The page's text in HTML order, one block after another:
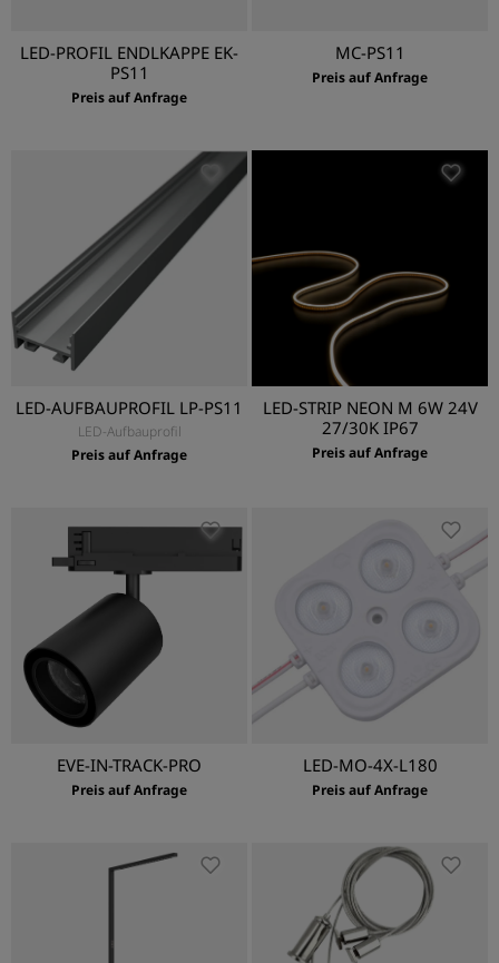
LED-PROFIL ENDLKAPPE EK-
PS11
Preis auf Anfrage
MC-PS11
Preis auf Anfrage
LED-AUFBAUPROFIL LP-PS11
LED-Aufbauprofil
Preis auf Anfrage
LED-STRIP NEON M 6W 24V
27/30K IP67
Preis auf Anfrage
EVE-IN-TRACK-PRO
Preis auf Anfrage
LED-MO-4X-L180
Preis auf Anfrage